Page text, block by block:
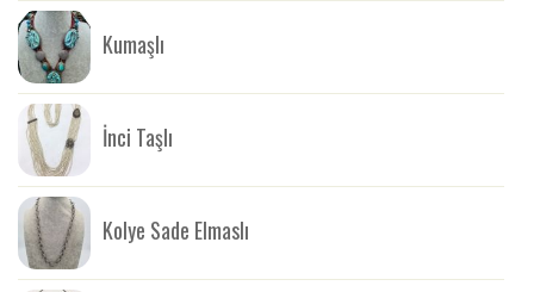
Kumaşlı
İnci Taşlı
Kolye Sade Elmaslı